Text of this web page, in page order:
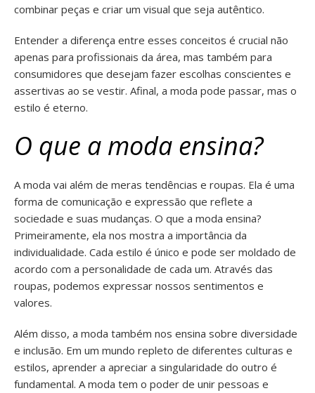
combinar peças e criar um visual que seja autêntico.
Entender a diferença entre esses conceitos é crucial não
apenas para profissionais da área, mas também para
consumidores que desejam fazer escolhas conscientes e
assertivas ao se vestir. Afinal, a moda pode passar, mas o
estilo é eterno.
O que a moda ensina?
A moda vai além de meras tendências e roupas. Ela é uma
forma de comunicação e expressão que reflete a
sociedade e suas mudanças. O que a moda ensina?
Primeiramente, ela nos mostra a importância da
individualidade. Cada estilo é único e pode ser moldado de
acordo com a personalidade de cada um. Através das
roupas, podemos expressar nossos sentimentos e
valores.
Além disso, a moda também nos ensina sobre diversidade
e inclusão. Em um mundo repleto de diferentes culturas e
estilos, aprender a apreciar a singularidade do outro é
fundamental. A moda tem o poder de unir pessoas e